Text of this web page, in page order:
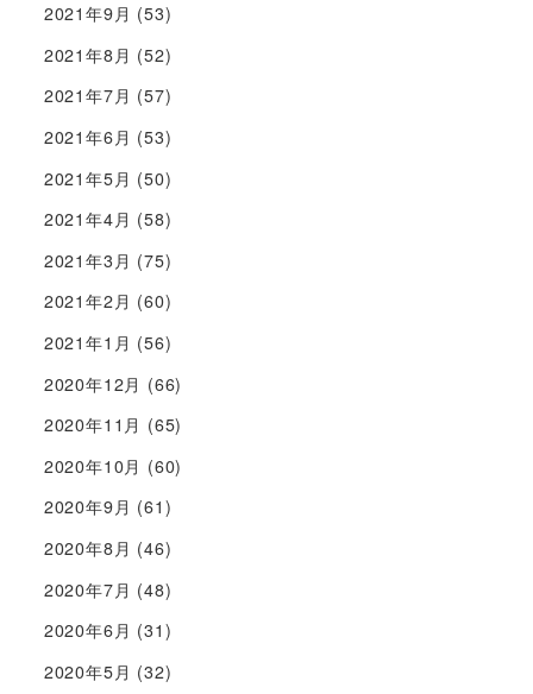
2021年9月 (53)
2021年8月 (52)
2021年7月 (57)
2021年6月 (53)
2021年5月 (50)
2021年4月 (58)
2021年3月 (75)
2021年2月 (60)
2021年1月 (56)
2020年12月 (66)
2020年11月 (65)
2020年10月 (60)
2020年9月 (61)
2020年8月 (46)
2020年7月 (48)
2020年6月 (31)
2020年5月 (32)